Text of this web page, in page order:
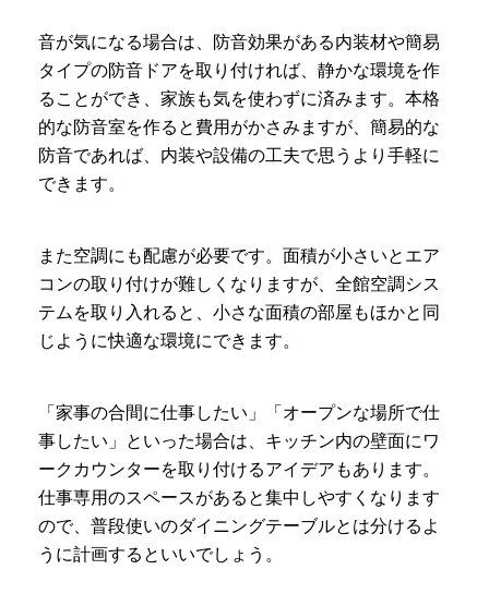
音が気になる場合は、防音効果がある内装材や簡易
タイプの防音ドアを取り付ければ、静かな環境を作
ることができ、家族も気を使わずに済みます。本格
的な防音室を作ると費用がかさみますが、簡易的な
防音であれば、内装や設備の工夫で思うより手軽に
できます。
また空調にも配慮が必要です。面積が小さいとエア
コンの取り付けが難しくなりますが、全館空調シス
テムを取り入れると、小さな面積の部屋もほかと同
じように快適な環境にできます。
「家事の合間に仕事したい」「オープンな場所で仕
事したい」といった場合は、キッチン内の壁面にワ
ークカウンターを取り付けるアイデアもあります。
仕事専用のスペースがあると集中しやすくなります
ので、普段使いのダイニングテーブルとは分けるよ
うに計画するといいでしょう。